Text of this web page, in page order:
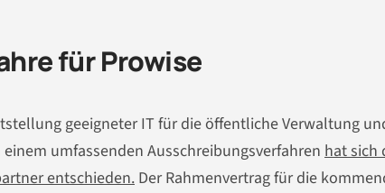
für Prowise
geeigneter IT für die öffentliche Verwaltung
umfassenden Ausschreibungsverfahren hat sich
entschieden.Der Rahmenvertrag für die